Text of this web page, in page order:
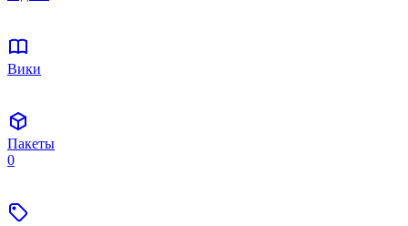
Вики
Пакеты
0